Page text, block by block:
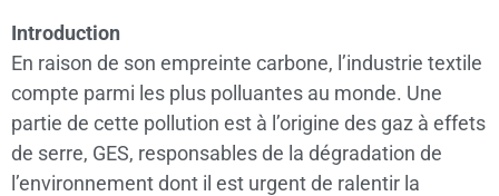
Introduction
En raison de son empreinte carbone, l’industrie textile
compte parmi les plus polluantes au monde. Une
partie de cette pollution est à l’origine des gaz à effets
de serre, GES, responsables de la dégradation de
l’environnement dont il est urgent de ralentir la